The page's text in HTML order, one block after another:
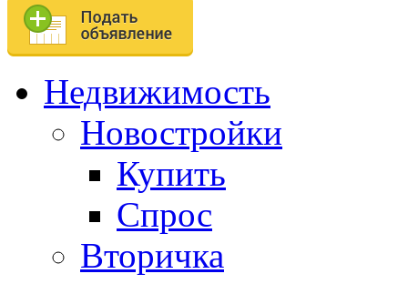
Недвижимость
Новостройки
Купить
Спрос
Вторичка